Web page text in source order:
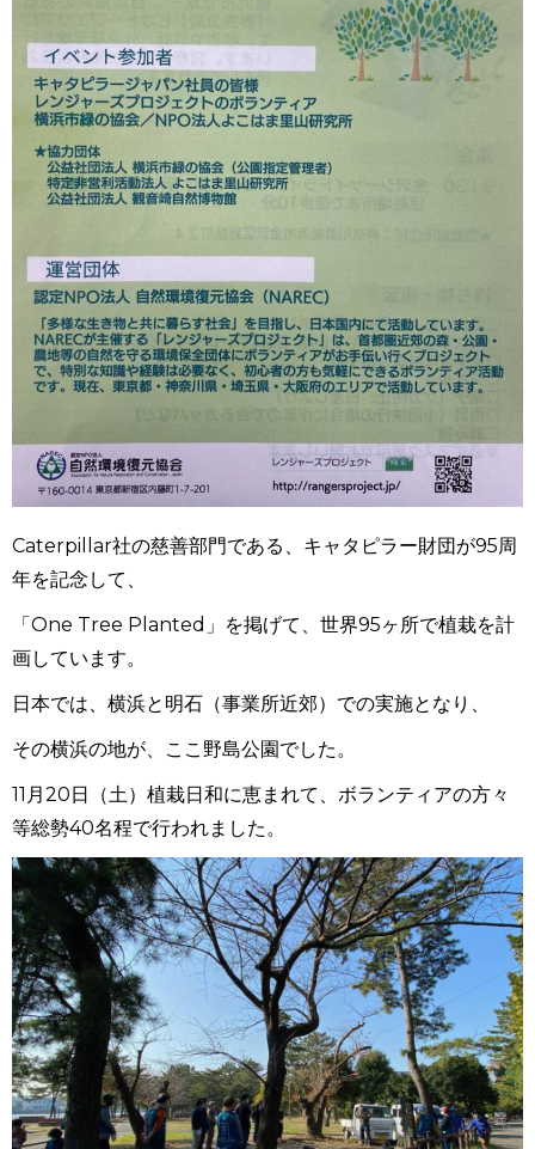
Caterpillar社の慈善部門である、キャタピラー財団が95周
年を記念して、
「One Tree Planted」を掲げて、世界95ヶ所で植栽を計
画しています。
日本では、横浜と明石（事業所近郊）での実施となり、
その横浜の地が、ここ野島公園でした。
11月20日（土）植栽日和に恵まれて、ボランティアの方々
等総勢40名程で行われました。